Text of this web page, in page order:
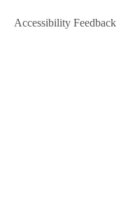
Accessibility Feedback